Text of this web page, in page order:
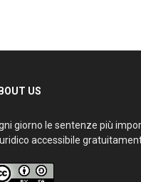
US
giorno le sentenze più
accessibile